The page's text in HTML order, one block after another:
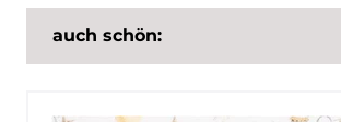
auch schön: